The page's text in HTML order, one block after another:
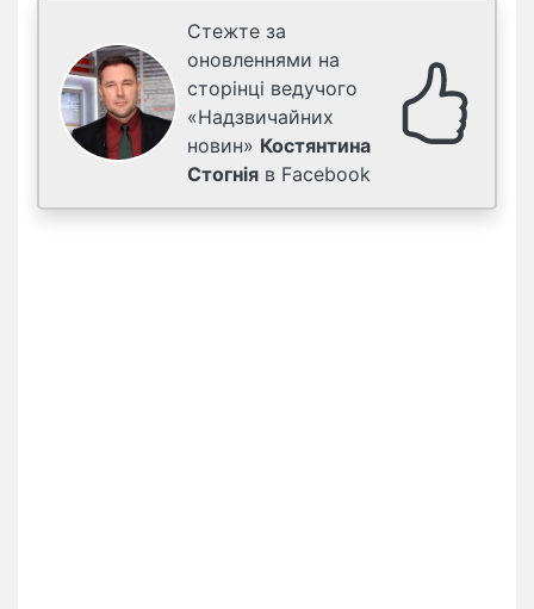
Стежте за
оновленнями на
сторінці ведучого
«Надзвичайних
новин» Костянтина
Стогнія в Facebook